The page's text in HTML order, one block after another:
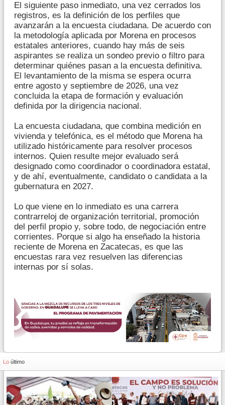
El siguiente paso inmediato, una vez cerrados los
registros, es la definición de los perfiles que
avanzarán a la encuesta ciudadana. De acuerdo con
la metodología aplicada por Morena en procesos
estatales anteriores, cuando hay más de seis
aspirantes se realiza un sondeo previo o filtro para
determinar quiénes pasan a la encuesta definitiva.
El levantamiento de la misma se espera ocurra
entre agosto y septiembre de 2026, una vez
concluida la etapa de formación y evaluación
definida por la dirigencia nacional.
La encuesta ciudadana, que combina medición en
vivienda y telefónica, es el método que Morena ha
utilizado históricamente para resolver procesos
internos. Quien resulte mejor evaluado será
designado como coordinador o coordinadora estatal,
y de ahí, eventualmente, candidato o candidata a la
gubernatura en 2027.
Lo que viene en lo inmediato es una carrera
contrarreloj de organización territorial, promoción
del perfil propio y, sobre todo, de negociación entre
corrientes. Porque si algo ha enseñado la historia
reciente de Morena en Zacatecas, es que las
encuestas rara vez resuelven las diferencias
internas por sí solas.
Lo último